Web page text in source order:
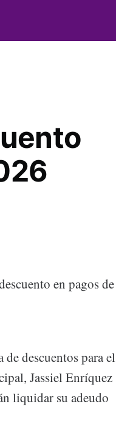
en pagos de
descuentos para el
Jassiel Enríquez
liquidar su adeudo